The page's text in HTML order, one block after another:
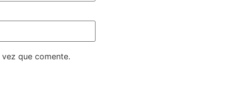
que comente.